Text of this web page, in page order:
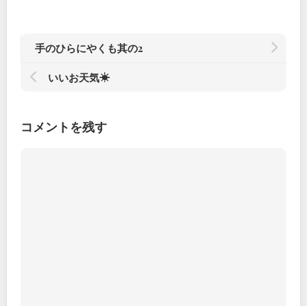
手のひらにやくも其の2
いいお天気☀
コメントを残す